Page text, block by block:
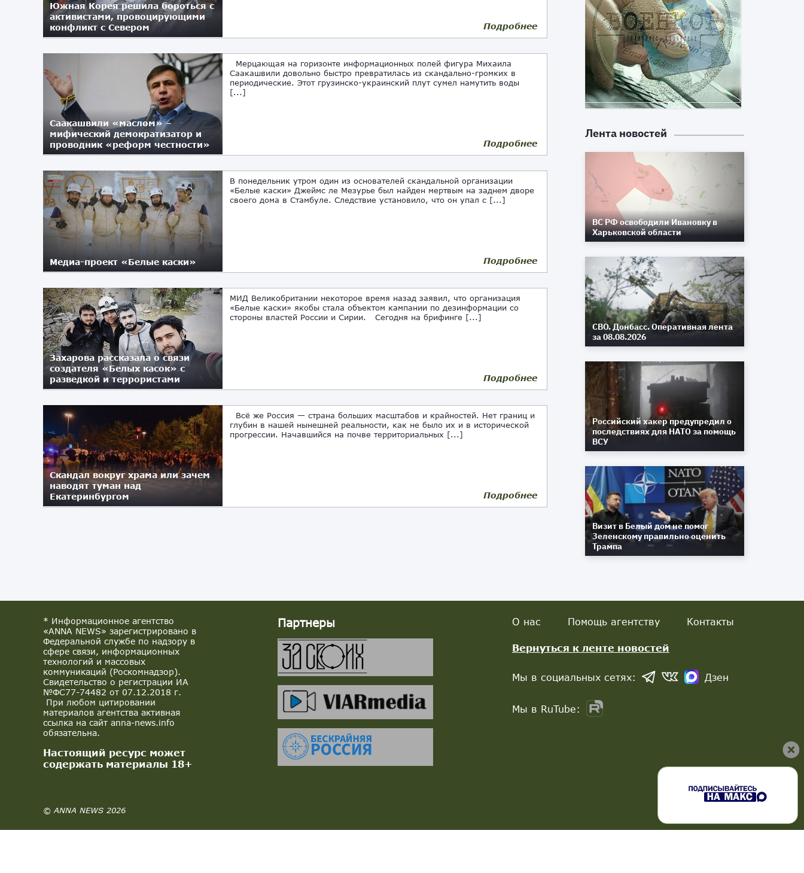
Южная Корея решила бороться с
активистами, провоцирующими
конфликт с Севером
30.06.2020 Подробнее
Саакашвили «маслом» –
мифический демократизатор и
проводник «реформ честности»
Мерцающая на горизонте информационных полей фигура Михаила
Саакашвили довольно быстро превратилась из скандально-громких в
периодические. Этот грузинско-украинский плут сумел намутить воды
[...]
12.01.2020 Подробнее
Медиа-проект «Белые каски»
В понедельник утром один из основателей скандальной организации
«Белые каски» Джеймс ле Мезурье был найден мертвым на заднем дворе
своего дома в Стамбуле. Следствие установило, что он упал с [...]
13.11.2019 Подробнее
Захарова рассказала о связи
создателя «Белых касок» с
разведкой и террористами
МИД Великобритании некоторое время назад заявил, что организация
«Белые каски» якобы стала объектом кампании по дезинформации со
стороны властей России и Сирии. Сегодня на брифинге [...]
08.11.2019 Подробнее
Скандал вокруг храма или зачем
наводят туман над
Екатеринбургом
Всё же Россия — страна больших масштабов и крайностей. Нет границ и
глубин в нашей нынешней реальности, как не было их и в исторической
прогрессии. Начавшийся на почве территориальных [...]
16.05.2019 Подробнее
Лента новостей
ВС РФ освободили Ивановку в
Харьковской области
СВО. Донбасс. Оперативная лента
за 08.08.2026
Российский хакер предупредил о
последствиях для НАТО за помощь
ВСУ
Визит в Белый дом не помог
Зеленскому правильно оценить
Трампа
* Информационное агентство
«ANNA NEWS» зарегистрировано в
Федеральной службе по надзору в
сфере связи, информационных
технологий и массовых
коммуникаций (Роскомнадзор).
Свидетельство о регистрации ИА
№ФС77-74482 от 07.12.2018 г.
При любом цитировании
материалов агентства активная
ссылка на сайт anna-news.info
обязательна.
Настоящий ресурс может
содержать материалы 18+
© ANNA NEWS 2026
Партнеры О нас Помощь агентству Контакты
Вернуться к ленте новостей
Мы в социальных сетях: Дзен
Мы в RuTube: